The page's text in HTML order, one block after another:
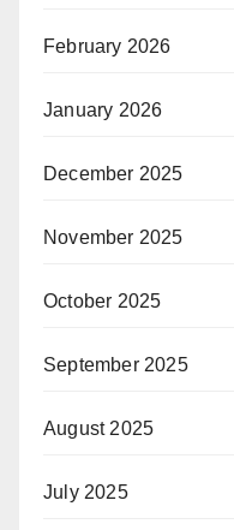
February 2026
January 2026
December 2025
November 2025
October 2025
September 2025
August 2025
July 2025